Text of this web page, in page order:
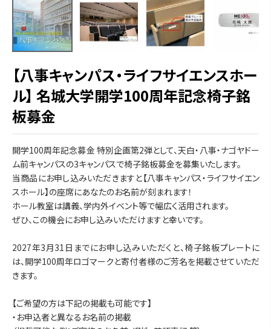
【八事キャンパス・ライフサイエンスホー
ル】 名城大学開学100周年記念椅子銘
板募金
開学100周年記念募金 特別企画第2弾として、天白・八事・ナゴヤドー
ム前キャンパスの3キャンパスで椅子銘板募金を募集いたします。
当商品にお申し込みいただきますと【八事キャンパス・ライフサイエン
スホール】の座席にあなたのお名前が刻まれます！
ホール教室は講義、学内外イベント等で幅広く活用されます。
ぜひ、この機会にお申し込みいただけますと幸いです。
2027年3月31日までにお申し込みいただくと、椅子銘板プレートに
は、開学100周年ロゴマークと寄付者様のご芳名を掲載させていただ
きます。
【ご希望の方は下記の掲載も可能です】
・お申込者と異なるお名前の掲載